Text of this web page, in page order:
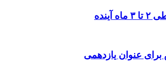
عنوان یازدهمی